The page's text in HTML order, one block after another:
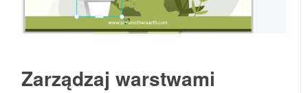
Zarządzaj warstwami